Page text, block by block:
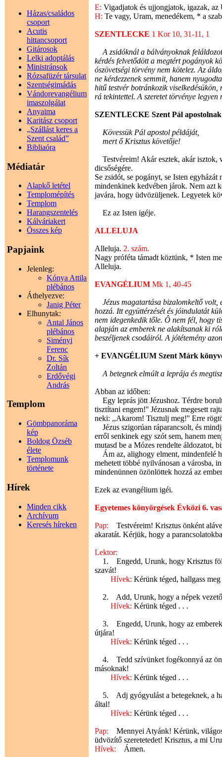
Házas/családos
csoport
Acutis
hittancsoport
Gitárosok
Lelki adoptálás
Ministránsok
Rózsafüzér társulat
Szentségimádás
Vándorevangélium
imaszolgálat
Anyaima
Karitász csoport
„Szállást keres a
Szent család”
Bibliaóra
Médiatár
Alapkő letétel
Templomépítés
Templom
Harangszentelés
Kálváriakert
Összes kép
Papjaink
Jelenleg:
Kónya Attila
plébános
Áthelyezve:
Janig Péter
Elhunytak:
Antal János
plébános
Siményi
Ferenc
Dr. Sík
Zoltán
Erdővégi
András
Templom
Gömbpanoráma
kép
Boldog Özséb
élete
Templomunk
története
Hírek
Minden cikk
Archívum
Keresés híreken
E: Vigadjatok és ujjongjatok, igazak, az
H:Te vagy, Uram, menedékem, * a
SZENTLECKE 1 Kor 10, 31-11, 1
A zsidóknál a bálványoknak
kérdés felvetődött a megtért pogányok
ószövetségi törvény nem kötelez. Az
ne kérdezzenek semmit, hanem
hitű testvér botránkozik
rá tekintettel. A szeretet törvénye legyen
SZENTLECKE Szent Pál
Kövessük Pál apostol példáját,
mert ő Krisztus követője!
Testvéreim! Akár esztek, akár isztok,
dicsőségére.
Se zsidót, se pogányt, se Isten
mindenkinek kedvében járok. Nem azt
javára, hogy üdvözüljenek. Legyetek
Ez az Isten igéje.
ALLELUJA
Alleluja. 2. szám.
Nagy próféta támadt köztünk, * Isten
Alleluja.
EVANGÉLIUMMk 1, 40-45
Jézus magatartása bizalomkeltő volt,
hozzá. Itt együttérzését és jóindulatát
nem idegenkedik tőle. Ô nem fél, hogy
alapján az emberek ne alakítsanak ki
beszéljenek csodáiról. A jótétemény
+ EVANGÉLIUM Szent Márk
A betegnek elmúlt a leprája és
Abban az időben:
Egy leprás jött Jézushoz. Térdre
tisztítani engem!'' Jézusnak megesett
neki: ,,Akarom! Tisztulj meg!'' Erre
Jézus szigorúan ráparancsolt, és
erről senkinek egy szót sem, hanem
mutasd be a Mózes rendelte áldozatot,
Ám az, alighogy elment, mindenfelé
mehetett többé nyilvánosan a városba,
mindenünnen özönlöttek hozzá az
Ezek az evangélium igéi.
Egyetemes könyörgések Évközi 6.
Pap:
Testvéreim! Krisztus önként
akaratát. Kérjük, hogy a
Lektor:
1. Engedd, Urunk, hogy Krisztus
szavát!
Hívek: Kérünk téged, hallgass
2. Add, Urunk, hogy a népek vezető
Hívek: Kérünk téged . . .
3. Engedd, Urunk, hogy az emberek
útjára!
Hívek: Kérünk téged . . .
4. Tedd szívünket fogékonnyá az
másoknak!
Hívek: Kérünk téged . . .
5. Adj gyógyulást a betegeknek, a
által!
Hívek: Kérünk téged . . .
Pap: Mennyei Atyánk! Kérünk,
üdvözítő szeretetedet! Krisztus, a mi
Hívek: Ámen.